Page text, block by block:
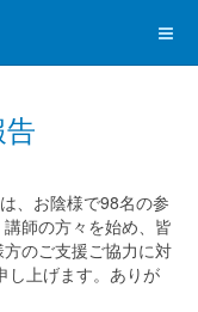
、お陰様で98名の参
師の方々を始め、皆
のご支援ご協力に対
し上げます。ありが